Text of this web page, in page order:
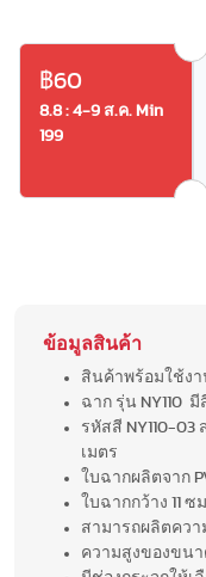
฿60
8.8 : 4-9 ส.ค. Min
199
ข้อมูลสินค้า
สินค้าพร้อมใช้ง
ฉาก รุ่น NY110
รหัสสี NY110-
เมตร
ใบฉากผลิตจาก
ใบฉากกว้าง 11 ซ
สามารถผลิตควา
ความสูงของขน